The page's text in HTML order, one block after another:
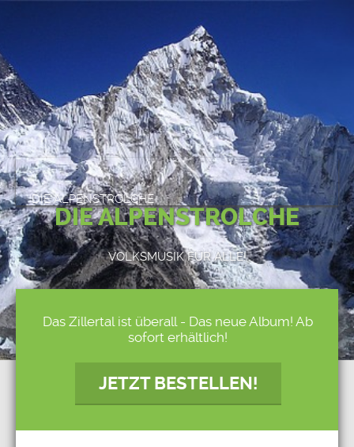
DIE ALPENSTROLCHE
DIE ALPENSTROLCHE
VOLKSMUSIK FÜR ALLE!
Das Zillertal ist überall - Das neue Album! Ab
sofort erhältlich!
JETZT BESTELLEN!